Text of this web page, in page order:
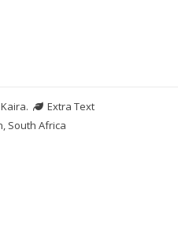
Kaira.
Extra Text
South Africa